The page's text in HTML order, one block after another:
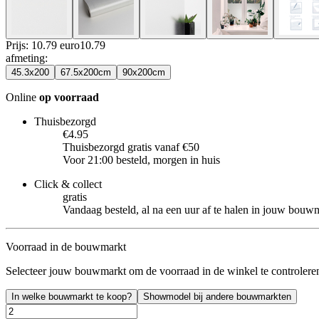
Prijs: 10.79 euro10.79
afmeting:
45.3x200 67.5x200cm 90x200cm
Online op voorraad
Thuisbezorgd
€4.95
Thuisbezorgd gratis vanaf €50
Voor 21:00 besteld, morgen in huis
Click & collect
gratis
Vandaag besteld, al na een uur af te halen in jouw
Voorraad in de bouwmarkt
Selecteer jouw bouwmarkt om de voorraad in de winkel te
In welke bouwmarkt te koop? Showmodel bij andere bouwmarkten